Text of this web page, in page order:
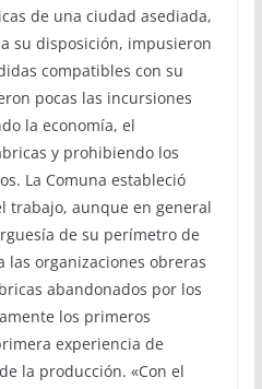
de una ciudad asediada,
su disposición, impusieron
compatibles con su
pocas las incursiones
la economía, el
y prohibiendo los
La Comuna estableció
trabajo, aunque en general
de su perímetro de
las organizaciones obreras
abandonados por los
los primeros
experiencia de
la producción. «Con el